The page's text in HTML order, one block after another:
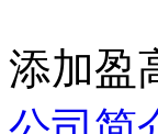
添加盈